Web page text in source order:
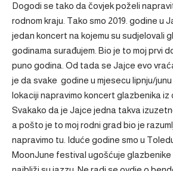
Dogodi se tako da čovjek poželi
rodnom kraju. Tako smo 2019. godine u
jedan koncert na kojemu su sudjelovali
godinama surađujem. Bio je to moj prvi
puno godina. Od tada se Jajce evo
je da svake godine u mjesecu lipnju/
lokaciji napravimo koncert glazbenika iz
Svakako da je Jajce jedna takva
a pošto je to moj rodni grad bio je
napravimo tu. Iduće godine smo u
MoonJune festival ugošćuje